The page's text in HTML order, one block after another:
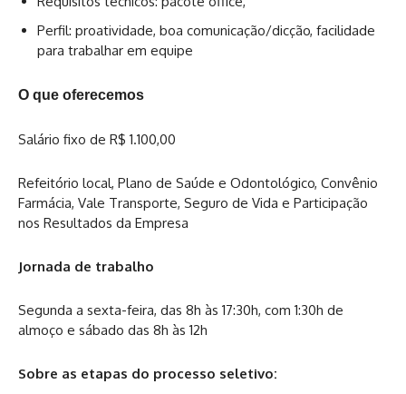
Perfil: proatividade, boa comunicação/dicção, facilidade
para trabalhar em equipe
O que oferecemos
Salário fixo de R$ 1.100,00
Refeitório local, Plano de Saúde e Odontológico, Convênio
Farmácia, Vale Transporte, Seguro de Vida e Participação
nos Resultados da Empresa
Jornada de trabalho
Segunda a sexta-feira, das 8h às 17:30h, com 1:30h de
almoço e sábado das 8h às 12h
Sobre as etapas do processo seletivo: